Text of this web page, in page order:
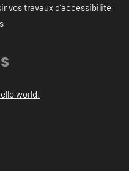
vos travaux d’accessibilité
world!